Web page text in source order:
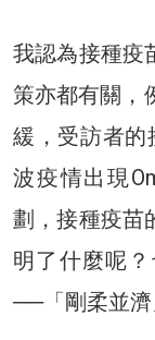
我認為接種疫
策亦都有關，
緩，受訪者的
波疫情出現
劃，接種疫苗
明了什麼呢
──「剛柔並濟